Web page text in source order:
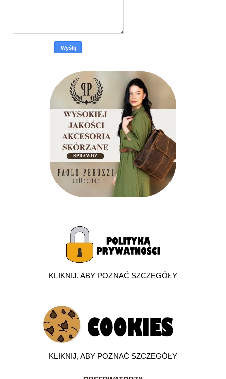
KLIKNIJ, ABY POZNAĆ SZCZEGÓŁY
KLIKNIJ, ABY POZNAĆ SZCZEGÓŁY